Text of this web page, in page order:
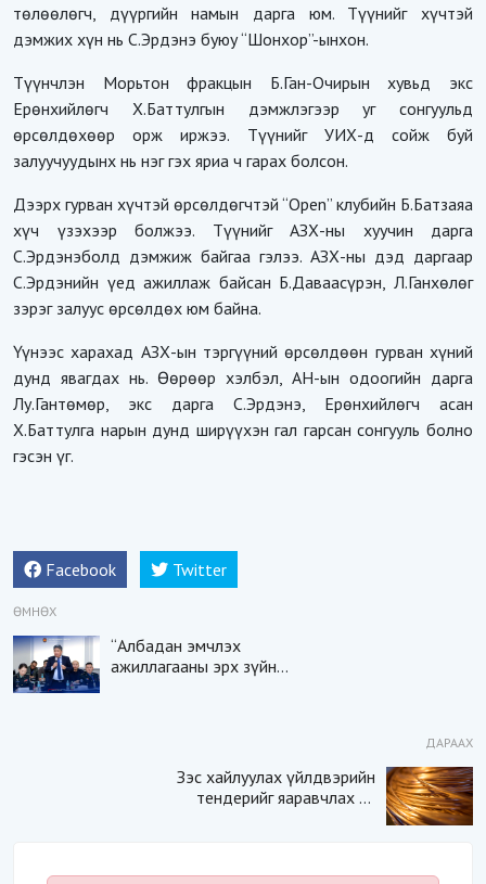
төлөөлөгч, дүүргийн намын дарга юм. Түүнийг хүчтэй
дэмжих хүн нь С.Эрдэнэ буюу “Шонхор”-ынхон.
Түүнчлэн Морьтон фракцын Б.Ган-Очирын хувьд экс
Ерөнхийлөгч Х.Баттулгын дэмжлэгээр уг сонгуульд
өрсөлдөхөөр орж иржээ. Түүнийг УИХ-д сойж буй
залуучуудынх нь нэг гэх яриа ч гарах болсон.
Дээрх гурван хүчтэй өрсөлдөгчтэй “Open” клубийн Б.Батзаяа
хүч үзэхээр болжээ. Түүнийг АЗХ-ны хуучин дарга
С.Эрдэнэболд дэмжиж байгаа гэлээ. АЗХ-ны дэд даргаар
С.Эрдэнийн үед ажиллаж байсан Б.Даваасүрэн, Л.Ганхөлөг
зэрэг залуус өрсөлдөх юм байна.
Үүнээс харахад АЗХ-ын тэргүүний өрсөлдөөн гурван хүний
дунд явагдах нь. Өөрөөр хэлбэл, АН-ын одоогийн дарга
Лу.Гантөмөр, экс дарга С.Эрдэнэ, Ерөнхийлөгч асан
Х.Баттулга нарын дунд ширүүхэн гал гарсан сонгууль болно
гэсэн үг.
Facebook Twitter
ӨМНӨХ
“Албадан эмчлэх
ажиллагааны эрх зүйн
ДАРААХ
Зэс хайлуулах үйлдвэрийн
тендерийг яаравчлах нь